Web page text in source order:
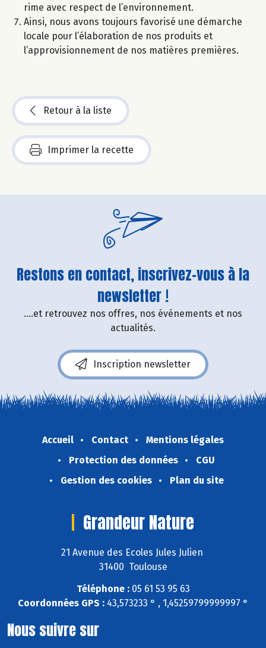
rime avec respect de l’environnement.
Ainsi, nous avons toujours favorisé une démarche
locale pour l’élaboration de nos produits et
l’approvisionnement de nos matières premières.
Retour à la liste
Imprimer la recette
Restons en contact, inscrivez-vous à la
newsletter !
....et retrouvez nos offres, nos événements et nos
actualités.
Inscription newsletter
Accueil Contact
Mentions légales
Protection des données
CGU
Gestion des cookies
Plan du site
Grandeur Nature
21 Avenue des Ecoles Jules Julien
31400 Toulouse
Téléphone :05 61 53 95 63
Coordonnées GPS : 43,573233 ° , 1,45259799999997 °
Nous suivre sur